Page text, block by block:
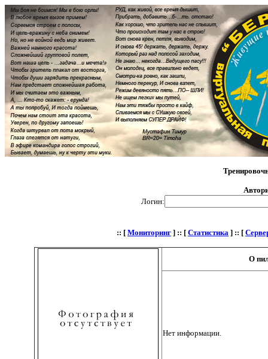
Логин:
:: [ Мониторинг ] :: [ Статистика ] :: [
О
Нет информации.